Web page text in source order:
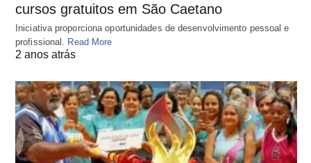
cursos gratuitos em São Caetano
Iniciativa proporciona oportunidades de desenvolvimento pessoal e
profissional.
Read More
2 anos atrás